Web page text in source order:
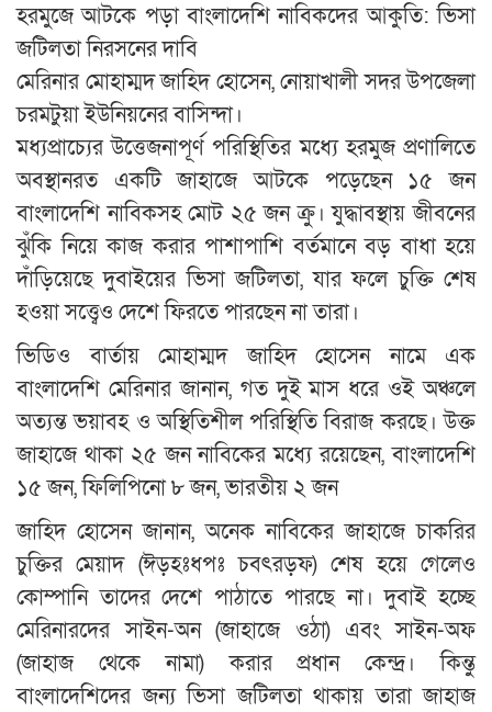
হরমুজে আটকে পড়া বাংলাদেশি নাবিকদের আকুতি: ভিসা
জটিলতা নিরসনের দাবি
মেরিনার মোহাম্মদ জাহিদ হোসেন, নোয়াখালী সদর উপজেলা
চরমটুয়া ইউনিয়নের বাসিন্দা।
মধ্যপ্রাচ্যের উত্তেজনাপূর্ণ পরিস্থিতির মধ্যে হরমুজ প্রণালিতে
অবস্থানরত একটি জাহাজে আটকে পড়েছেন ১৫ জন
বাংলাদেশি নাবিকসহ মোট ২৫ জন ক্রু। যুদ্ধাবস্থায় জীবনের
ঝুঁকি নিয়ে কাজ করার পাশাপাশি বর্তমানে বড় বাধা হয়ে
দাঁড়িয়েছে দুবাইয়ের ভিসা জটিলতা, যার ফলে চুক্তি শেষ
হওয়া সত্ত্বেও দেশে ফিরতে পারছেন না তারা।
ভিডিও বার্তায় মোহাম্মদ জাহিদ হোসেন নামে এক
বাংলাদেশি মেরিনার জানান, গত দুই মাস ধরে ওই অঞ্চলে
অত্যন্ত ভয়াবহ ও অস্থিতিশীল পরিস্থিতি বিরাজ করছে। উক্ত
জাহাজে থাকা ২৫ জন নাবিকের মধ্যে রয়েছেন, বাংলাদেশি
১৫ জন, ফিলিপিনো ৮ জন, ভারতীয় ২ জন
জাহিদ হোসেন জানান, অনেক নাবিকের জাহাজে চাকরির
চুক্তির মেয়াদ (ঈড়হঃধপঃ চবৎরড়ফ) শেষ হয়ে গেলেও
কোম্পানি তাদের দেশে পাঠাতে পারছে না। দুবাই হচ্ছে
মেরিনারদের সাইন-অন (জাহাজে ওঠা) এবং সাইন-অফ
(জাহাজ থেকে নামা) করার প্রধান কেন্দ্র। কিন্তু
বাংলাদেশিদের জন্য ভিসা জটিলতা থাকায় তারা জাহাজ